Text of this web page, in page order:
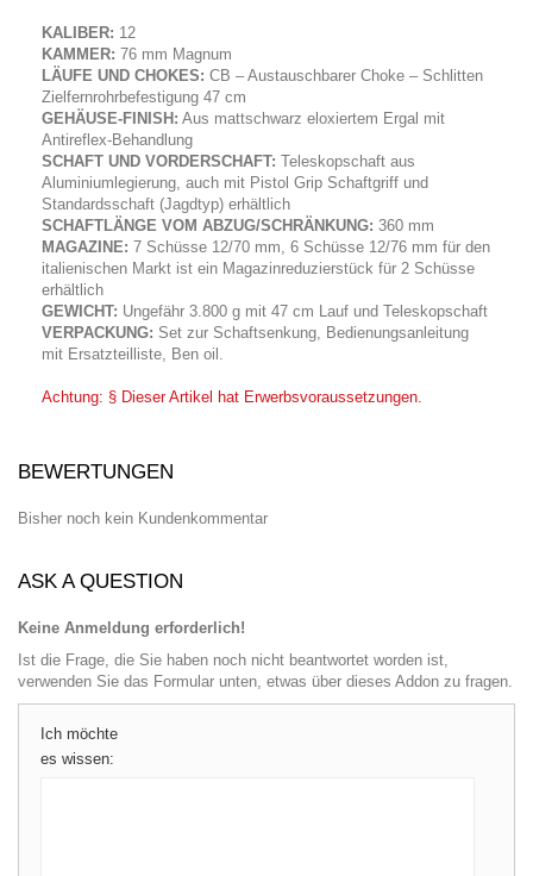
KALIBER: 12
KAMMER: 76 mm Magnum
LÄUFE UND CHOKES: CB – Austauschbarer Choke – Schlitten
Zielfernrohrbefestigung 47 cm
GEHÄUSE-FINISH: Aus mattschwarz eloxiertem Ergal mit
Antireflex-Behandlung
SCHAFT UND VORDERSCHAFT: Teleskopschaft aus
Aluminiumlegierung, auch mit Pistol Grip Schaftgriff und
Standardsschaft (Jagdtyp) erhältlich
SCHAFTLÄNGE VOM ABZUG/SCHRÄNKUNG: 360 mm
MAGAZINE: 7 Schüsse 12/70 mm, 6 Schüsse 12/76 mm für den
italienischen Markt ist ein Magazinreduzierstück für 2 Schüsse
erhältlich
GEWICHT: Ungefähr 3.800 g mit 47 cm Lauf und Teleskopschaft
VERPACKUNG: Set zur Schaftsenkung, Bedienungsanleitung
mit Ersatzteilliste, Ben oil.
Achtung: § Dieser Artikel hat Erwerbsvoraussetzungen.
BEWERTUNGEN
Bisher noch kein Kundenkommentar
ASK A QUESTION
Keine Anmeldung erforderlich!
Ist die Frage, die Sie haben noch nicht beantwortet worden ist,
verwenden Sie das Formular unten, etwas über dieses Addon zu fragen.
Ich möchte
es wissen: